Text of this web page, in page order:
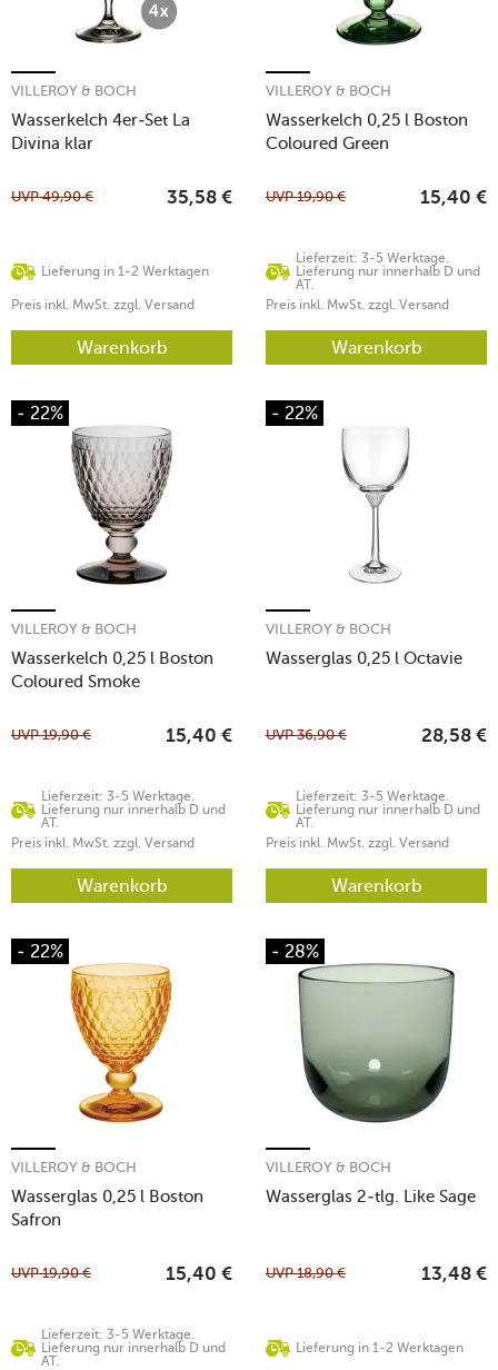
Wasserkelch 4er-Set La
Divina klar
VILLEROY & BOCH
Lieferung in 1-2 Werktagen
UVP49,90 € 35,58 €
Preis inkl. MwSt. zzgl. Versand
Warenkorb
Wasserkelch 0,25 l Boston
Coloured Green
VILLEROY & BOCH
Lieferzeit: 3-5 Werktage.
Lieferung nur innerhalb D und
AT.
UVP19,90 € 15,40 €
Preis inkl. MwSt. zzgl. Versand
Warenkorb
- 22%
Wasserkelch 0,25 l Boston
Coloured Smoke
VILLEROY & BOCH
Lieferzeit: 3-5 Werktage.
Lieferung nur innerhalb D und
AT.
UVP19,90 € 15,40 €
Preis inkl. MwSt. zzgl. Versand
Warenkorb
- 22%
Wasserglas 0,25 l Octavie
VILLEROY & BOCH
Lieferzeit: 3-5 Werktage.
Lieferung nur innerhalb D und
AT.
UVP36,90 € 28,58 €
Preis inkl. MwSt. zzgl. Versand
Warenkorb
- 22%
Wasserglas 0,25 l Boston
Safron
VILLEROY & BOCH
Lieferzeit: 3-5 Werktage.
Lieferung nur innerhalb D und
AT.
UVP19,90 € 15,40 €
- 28%
Wasserglas 2-tlg. Like Sage
VILLEROY & BOCH
Lieferung in 1-2 Werktagen
UVP18,90 € 13,48 €